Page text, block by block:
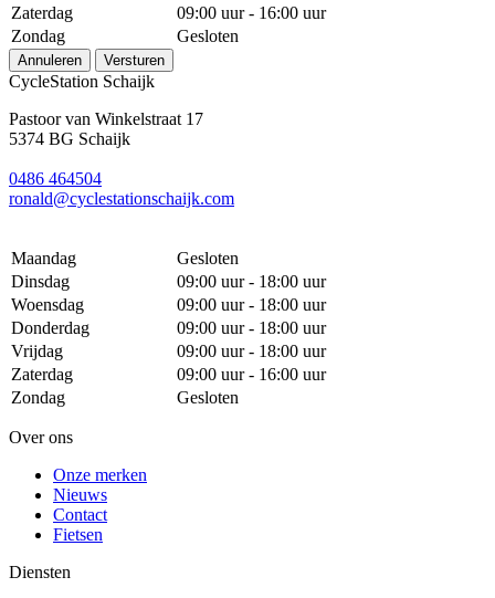
Zaterdag
09:00 uur - 16:00 uur
Zondag
Gesloten
Annuleren Versturen
CycleStation Schaijk
Pastoor van Winkelstraat 17
5374 BG Schaijk
0486 464504
ronald@cyclestationschaijk.com
Maandag
Gesloten
Dinsdag
09:00 uur - 18:00 uur
Woensdag
09:00 uur - 18:00 uur
Donderdag
09:00 uur - 18:00 uur
Vrijdag
09:00 uur - 18:00 uur
Zaterdag
09:00 uur - 16:00 uur
Zondag
Gesloten
Over ons
Onze merken
Nieuws
Contact
Fietsen
Diensten